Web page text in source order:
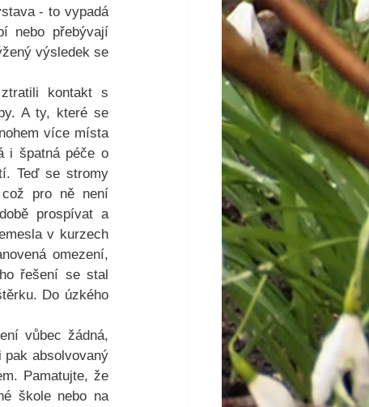
- to vypadá
nebo přebývají
výsledek se
kontakt s
A ty, které se
více místa
i špatná péče o
Teď se stromy
pro ně není
prospívat a
v kurzech
omezení,
řešení se stal
Do úzkého
vůbec žádná,
pak absolvovaný
Pamatujte, že
škole nebo na